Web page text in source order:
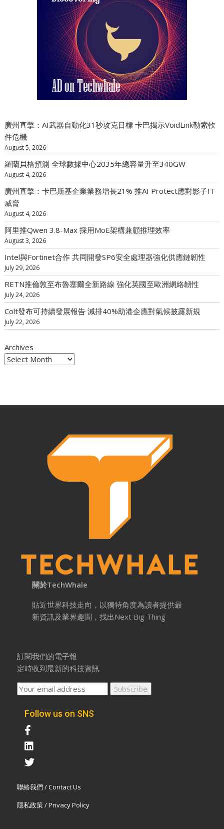
廣州直擊：AI武器自動化31秒攻克目標 卡巴揭示VoidLink勒索軟
件危機
August 5, 2026
羅蘭貝格預測 全球數據中心2035年總容量升至340GW
August 4, 2026
廣州直擊：卡巴斯基企業業務增長21% 推AI Protect應對影子IT
威脅
August 4, 2026
阿里推Qwen 3.8-Max 採用MoE架構兼顧推理效率
August 3, 2026
Intel與Fortinet合作 共同開發SP6安全處理器強化供應鏈韌性
July 29, 2026
RETN推倫敦至布魯塞爾全新路線 強化英國至歐洲網絡韌性
July 24, 2026
Colt發布可持續發展報告 減排40%助港企應對氣候披露新規
July 22, 2026
Archives
關於TechWhale
貼近世界科技走向，以獨特角度為讀者提供最
新資訊及業界趣聞，找出Next Big Thing
訂閱我們的電子報
定時收到最新的科技資訊
Follow us on SNS
聯絡我們 / Contact Us
隱私政策 / Privacy Policy